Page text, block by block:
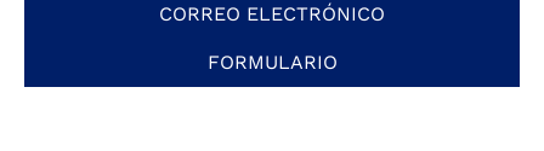
CORREO ELECTRÓNICO
FORMULARIO